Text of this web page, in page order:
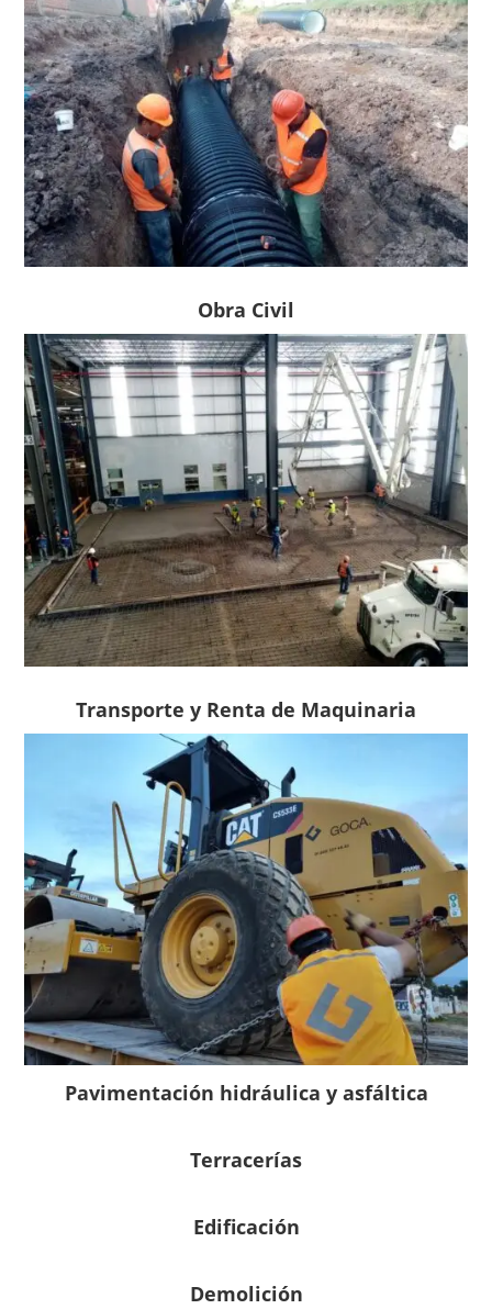
Obra Civil
Transporte y Renta de Maquinaria
Pavimentación hidráulica y asfáltica
Terracerías
Edificación
Demolición